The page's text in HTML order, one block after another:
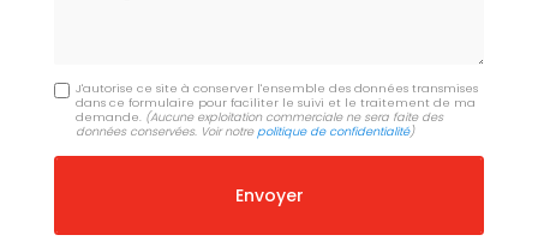
J'autorise ce site à conserver l'ensemble des données transmises
dans ce formulaire pour faciliter le suivi et le traitement de ma
demande. (Aucune exploitation commerciale ne sera faite des
données conservées. Voir notrepolitique de confidentialité)